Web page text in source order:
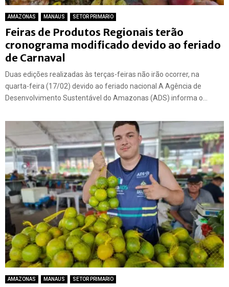
AMAZONAS MANAUS SETOR PRIMARIO
Feiras de Produtos Regionais terão
cronograma modificado devido ao feriado
de Carnaval
Duas edições realizadas às terças-feiras não irão ocorrer, na
quarta-feira (17/02) devido ao feriado nacional A Agência de
Desenvolvimento Sustentável do Amazonas (ADS) informa o...
AMAZONAS MANAUS SETOR PRIMARIO